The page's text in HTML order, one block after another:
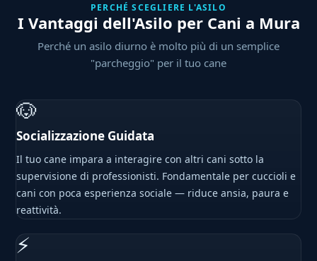
PERCHÉ SCEGLIERE L'ASILO
I Vantaggi dell'Asilo per Cani a Mura
Perché un asilo diurno è molto più di un semplice
"parcheggio" per il tuo cane
🐶
Socializzazione Guidata
Il tuo cane impara a interagire con altri cani sotto la
supervisione di professionisti. Fondamentale per cuccioli e
cani con poca esperienza sociale — riduce ansia, paura e
reattività.
⚡